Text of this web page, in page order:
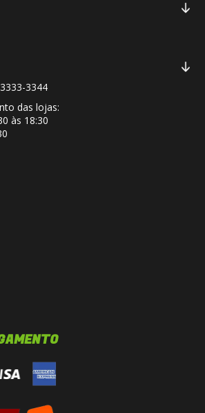
3344
das lojas:
às 18:30